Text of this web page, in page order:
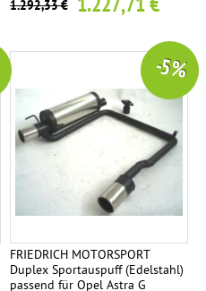
1.292,33 € 1.227,71 €
FRIEDRICH MOTORSPORT
Duplex Sportauspuff (Edelstahl)
passend für Opel Astra G
-5 %